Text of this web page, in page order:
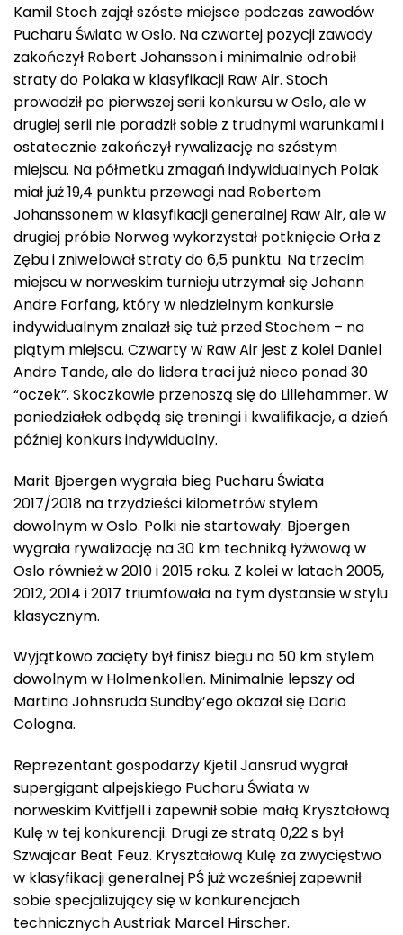
Kamil Stoch zajął szóste miejsce podczas zawodów
Pucharu Świata w Oslo. Na czwartej pozycji zawody
zakończył Robert Johansson i minimalnie odrobił
straty do Polaka w klasyfikacji Raw Air. Stoch
prowadził po pierwszej serii konkursu w Oslo, ale w
drugiej serii nie poradził sobie z trudnymi warunkami i
ostatecznie zakończył rywalizację na szóstym
miejscu. Na półmetku zmagań indywidualnych Polak
miał już 19,4 punktu przewagi nad Robertem
Johanssonem w klasyfikacji generalnej Raw Air, ale w
drugiej próbie Norweg wykorzystał potknięcie Orła z
Zębu i zniwelował straty do 6,5 punktu. Na trzecim
miejscu w norweskim turnieju utrzymał się Johann
Andre Forfang, który w niedzielnym konkursie
indywidualnym znalazł się tuż przed Stochem – na
piątym miejscu. Czwarty w Raw Air jest z kolei Daniel
Andre Tande, ale do lidera traci już nieco ponad 30
“oczek”. Skoczkowie przenoszą się do Lillehammer. W
poniedziałek odbędą się treningi i kwalifikacje, a dzień
później konkurs indywidualny.
Marit Bjoergen wygrała bieg Pucharu Świata
2017/2018 na trzydzieści kilometrów stylem
dowolnym w Oslo. Polki nie startowały. Bjoergen
wygrała rywalizację na 30 km techniką łyżwową w
Oslo również w 2010 i 2015 roku. Z kolei w latach 2005,
2012, 2014 i 2017 triumfowała na tym dystansie w stylu
klasycznym.
Wyjątkowo zacięty był finisz biegu na 50 km stylem
dowolnym w Holmenkollen. Minimalnie lepszy od
Martina Johnsruda Sundby’ego okazał się Dario
Cologna.
Reprezentant gospodarzy Kjetil Jansrud wygrał
supergigant alpejskiego Pucharu Świata w
norweskim Kvitfjell i zapewnił sobie małą Kryształową
Kulę w tej konkurencji. Drugi ze stratą 0,22 s był
Szwajcar Beat Feuz. Kryształową Kulę za zwycięstwo
w klasyfikacji generalnej PŚ już wcześniej zapewnił
sobie specjalizujący się w konkurencjach
technicznych Austriak Marcel Hirscher.